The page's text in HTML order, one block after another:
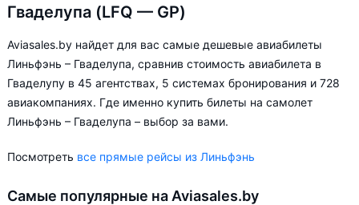
Гваделупа (LFQ — GP)
Aviasales.by найдет для вас самые дешевые авиабилеты
Линьфэнь – Гваделупа, сравнив стоимость авиабилета в
Гваделупу в 45 агентствах, 5 системах бронирования и 728
авиакомпаниях. Где именно купить билеты на самолет
Линьфэнь – Гваделупа – выбор за вами.
Посмотреть все прямые рейсы из Линьфэнь
Самые популярные на Aviasales.by